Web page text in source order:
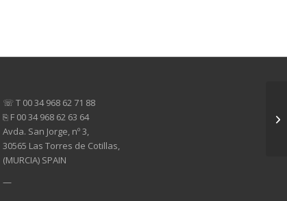
☏ T 00 34 968 62 71 88
⎘ F 00 34 968 62 63 64
Avda. San Jorge, nº 3,
30565 Las Torres de Cotillas,
(MURCIA) SPAIN
—